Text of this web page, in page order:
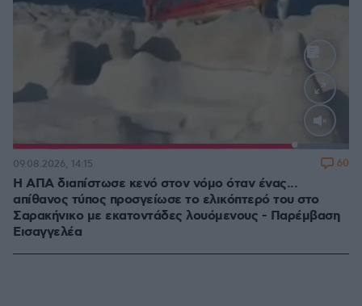
Loaded:
Η ΑΠΑ διαπίστωσε κενό στον νόμο όταν ένας...
απίθανος τύπος προσγείωσε το ελικόπτερό του στο
Σαρακήνικο με εκατοντάδες λουόμενους - Παρέμβαση
Εισαγγελέα
09.08.2026, 14:15 60